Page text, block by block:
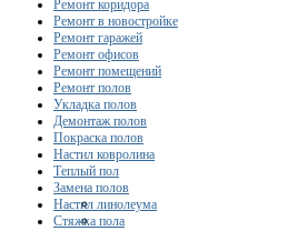
Ремонт коридора
Ремонт в новостройке
Ремонт гаражей
Ремонт офисов
Ремонт помещений
Ремонт полов
Укладка полов
Демонтаж полов
Покраска полов
Настил ковролина
Теплый пол
Замена полов
Настил линолеума
Стяжка пола